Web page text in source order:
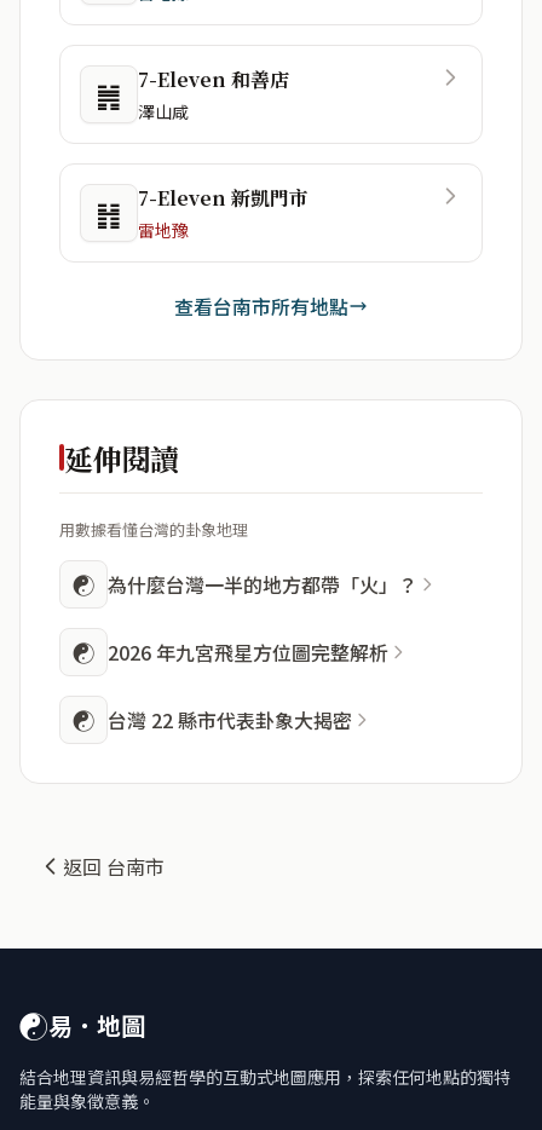
䷞ 7-Eleven 和善店
澤山咸
䷏ 7-Eleven 新凱門市
雷地豫
查看台南市所有地點
延伸閱讀
用數據看懂台灣的卦象地理
☯ 為什麼台灣一半的地方都帶「火」？
☯ 2026 年九宮飛星方位圖完整解析
☯ 台灣 22 縣市代表卦象大揭密
返回 台南市
☯易．地圖
結合地理資訊與易經哲學的互動式地圖應用，探索任何地點的獨特
能量與象徵意義。